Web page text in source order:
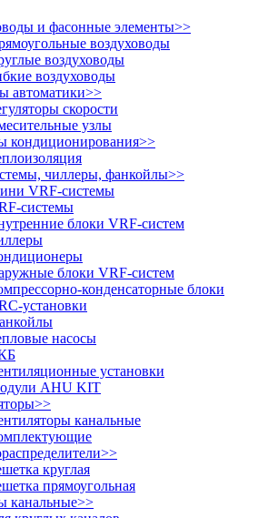
и фасонные элементы>>
воздуховоды
воздуховоды
воздуховоды
автоматики>>
скорости
узлы
кондиционирования>>
чиллеры, фанкойлы>>
VRF-системы
системы
блоки VRF-систем
блоки VRF-систем
конденсаторные блоки
установки
насосы
установки
AHU KIT
>>
канальные
>>
круглая
прямоугольная
канальные>>